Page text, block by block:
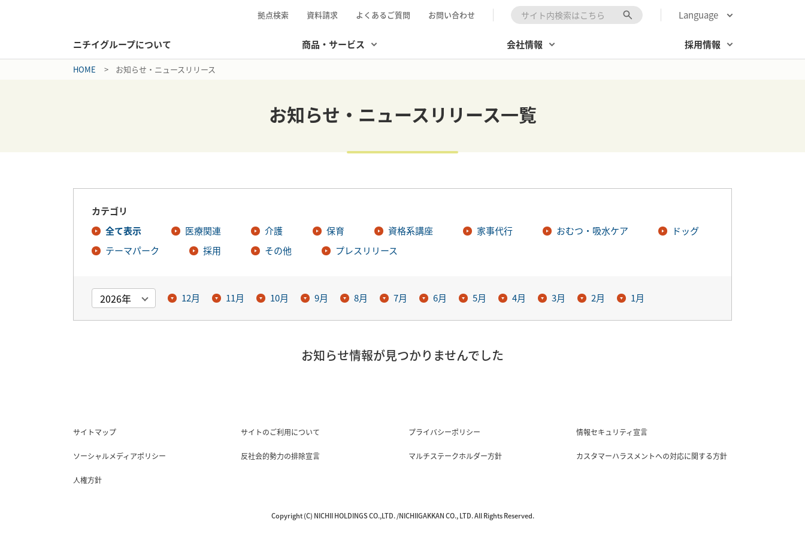
ニチイグループについて 商品・サービス 会社情報 採用情報
拠点検索 資料請求 よくあるご質問 お問い合わせ 検索キーワード入力 Language
HOME お知らせ・ニュースリリース
お知らせ・ニュースリリース一覧
カテゴリ
全て表示
医療関連 介護 保育 資格系講座 家事代行 おむつ・吸水ケア
ドッグ
テーマパーク
採用 その他 プレスリリース
12月 11月 10月 9月 8月 7月 6月 5月 4月 3月 2月 1月
お知らせ情報が見つかりませんでした
サイトマップ サイトのご利用について プライバシーポリシー 情報セキュリティ宣言
ソーシャルメディアポリシー 反社会的勢力の排除宣言 マルチステークホルダー方針 カスタマーハラスメントへの対応に関する方針
人権方針
Copyright (C) NICHII HOLDINGS CO.,LTD. /NICHIIGAKKAN CO., LTD. All Rights Reserved.